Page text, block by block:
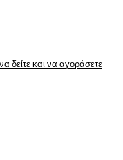
δείτε και να αγοράσετε